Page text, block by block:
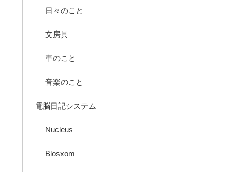
日々のこと
文房具
車のこと
音楽のこと
電脳日記システム
Nucleus
Blosxom